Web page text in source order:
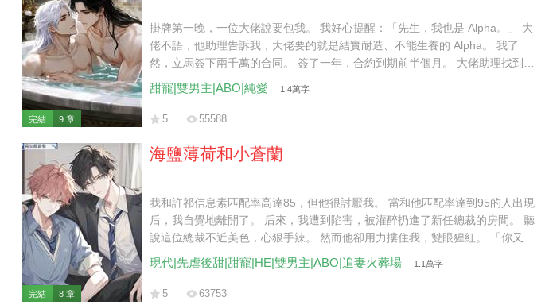
完結 9 章
掛牌第一晚，一位大佬說要包我。 我好心提醒：「先生，我也是 Alpha。」 大
佬不語，他助理告訴我，大佬要的就是結實耐造、不能生養的 Alpha。 我了
然，立馬簽下兩千萬的合同。 簽了一年，合約到期前半個月。 大佬助理找到
我：「再續兩年。」 我委婉拒絕：「還是不了。」 肚子不爭氣，懷了。
甜寵|雙男主|ABO|純愛 1.4萬字
5 55588
完結 8 章
海鹽薄荷和小蒼蘭
我和許祁信息素匹配率高達85，但他很討厭我。 當和他匹配率達到95的人出現
后，我自覺地離開了。 后來，我遭到陷害，被灌醉扔進了新任總裁的房間。 聽
說這位總裁不近美色，心狠手辣。 然而他卻用力摟住我，雙眼猩紅。 「你又想
逃到哪里去？」
現代|先虐後甜|甜寵|HE|雙男主|ABO|追妻火葬場 1.1萬字
5 63753